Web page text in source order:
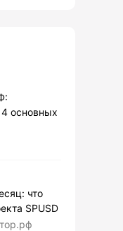
основных
что
SPUSD